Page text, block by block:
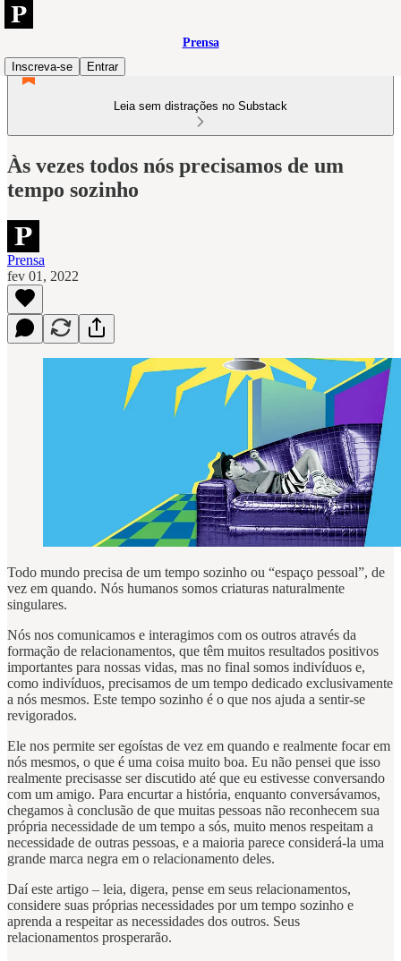
Prensa
Inscreva-se
Entrar
Leia sem distrações no Substack
Às vezes todos nós precisamos de um
tempo sozinho
Prensa
fev 01, 2022
Todo mundo precisa de um tempo sozinho ou “espaço pessoal”, de
vez em quando. Nós humanos somos criaturas naturalmente
singulares.
Nós nos comunicamos e interagimos com os outros através da
formação de relacionamentos, que têm muitos resultados positivos
importantes para nossas vidas, mas no final somos indivíduos e,
como indivíduos, precisamos de um tempo dedicado exclusivamente
a nós mesmos. Este tempo sozinho é o que nos ajuda a sentir-se
revigorados.
Ele nos permite ser egoístas de vez em quando e realmente focar em
nós mesmos, o que é uma coisa muito boa. Eu não pensei que isso
realmente precisasse ser discutido até que eu estivesse conversando
com um amigo. Para encurtar a história, enquanto conversávamos,
chegamos à conclusão de que muitas pessoas não reconhecem sua
própria necessidade de um tempo a sós, muito menos respeitam a
necessidade de outras pessoas, e a maioria parece considerá-la uma
grande marca negra em o relacionamento deles.
Daí este artigo – leia, digera, pense em seus relacionamentos,
considere suas próprias necessidades por um tempo sozinho e
aprenda a respeitar as necessidades dos outros. Seus
relacionamentos prosperarão.